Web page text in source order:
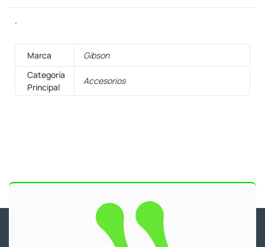
.
Marca
Gibson
Categoría
Principal
Accesorios